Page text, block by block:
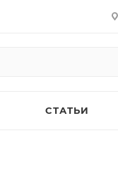
СТАТЬИ